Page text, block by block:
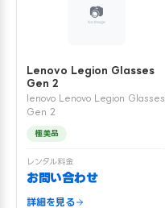
Lenovo Legion Glasses
Gen 2
lenovo Lenovo Legion Glasses
Gen 2
極美品
レンタル料金
お問い合わせ
詳細を見る